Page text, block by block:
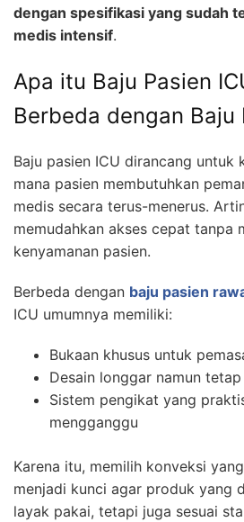
dengan spesifikasi yang sudah
medis intensif.
Apa itu Baju Pasien
Berbeda dengan Baju
Baju pasien ICU dirancang untuk
mana pasien membutuhkan
medis secara terus-menerus.
memudahkan akses cepat tanpa
kenyamanan pasien.
Berbeda dengan baju pasien
ICU umumnya memiliki:
Bukaan khusus untuk
Desain longgar namun
Sistem pengikat yang
mengganggu
Karena itu, memilih konveksi
menjadi kunci agar produk yang
layak pakai, tetapi juga sesuai